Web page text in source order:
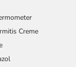
Creme